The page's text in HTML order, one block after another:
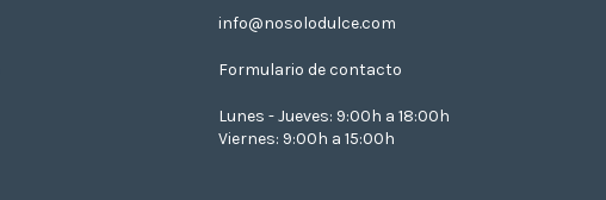
info@nosolodulce.com
Formulario de contacto
Lunes - Jueves: 9:00h a 18:00h
Viernes: 9:00h a 15:00h